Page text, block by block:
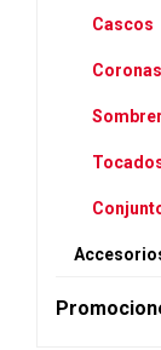
Cascos